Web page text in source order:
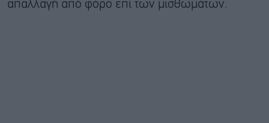
απαλλαγή από φόρο επί των μισθωμάτων.